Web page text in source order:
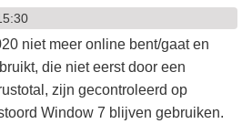
niet meer online bent/gaat en
die niet eerst door een
zijn gecontroleerd op
Window 7 blijven gebruiken.